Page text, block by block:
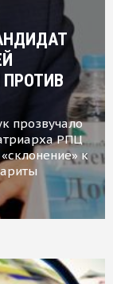
прозвучало
РПЦ
к